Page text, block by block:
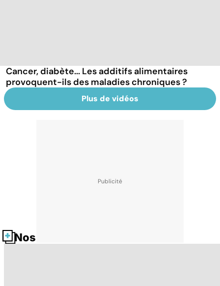
Cancer, diabète... Les additifs alimentaires
provoquent-ils des maladies chroniques ?
Plus de vidéos
Nos fiches santé